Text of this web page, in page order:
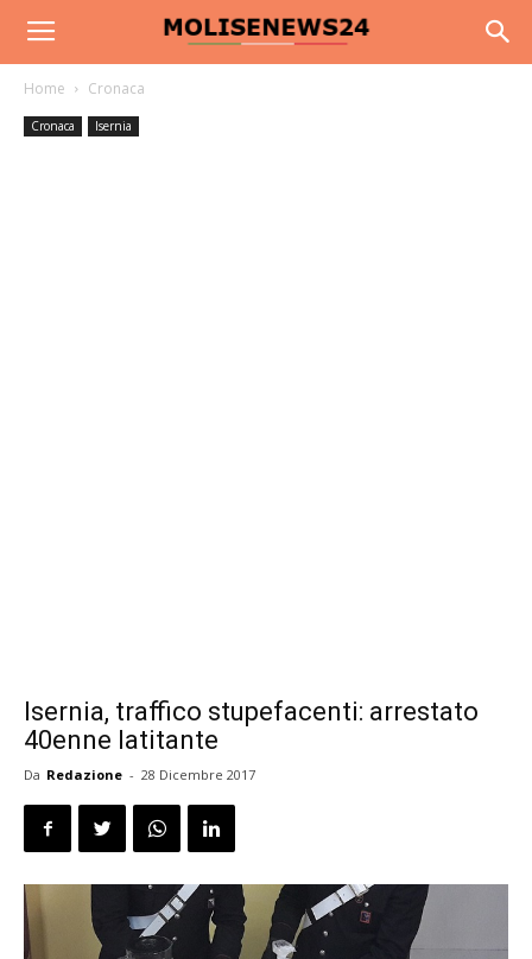
Home Cronaca
Cronaca Isernia
Isernia, traffico stupefacenti: arrestato
40enne latitante
Da Redazione - 28 Dicembre 2017